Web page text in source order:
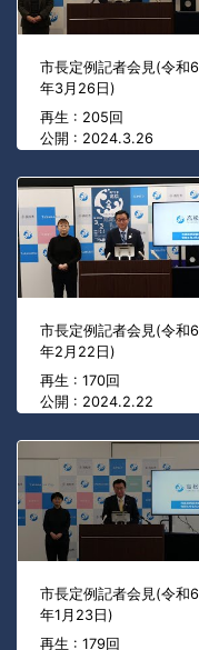
市長定例記者会見(令和6
年3月26日)
再生 : 205回
公開 : 2024.3.26
市長定例記者会見(令和6
年2月22日)
再生 : 170回
公開 : 2024.2.22
市長定例記者会見(令和6
年1月23日)
再生 : 179回